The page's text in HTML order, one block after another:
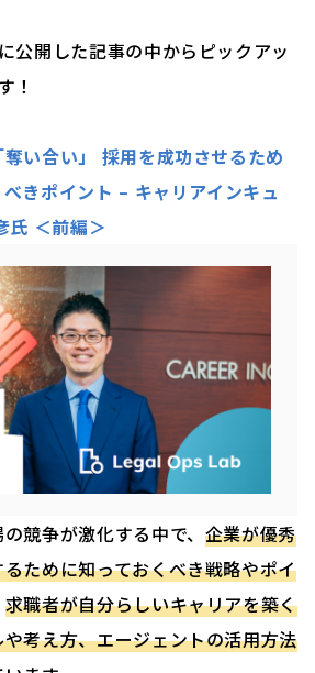
公開した記事の中からピックアッ
！
い合い」 採用を成功させるため
きポイント – キャリアインキュ
氏 ＜前編＞
競争が激化する中で、 企業が優秀
ために知っておくべき戦略やポイ
求職者が自分らしいキャリアを築く
考え方、エージェントの活用方法